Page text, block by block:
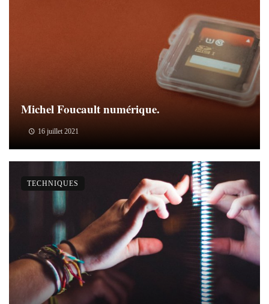
Michel Foucault numérique.
16 juillet 2021
TECHNIQUES